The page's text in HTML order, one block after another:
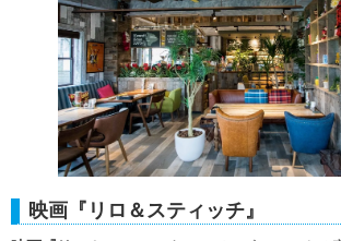
映画『リロ＆スティッチ』